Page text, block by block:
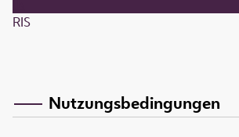
RIS
Nutzungsbedingungen